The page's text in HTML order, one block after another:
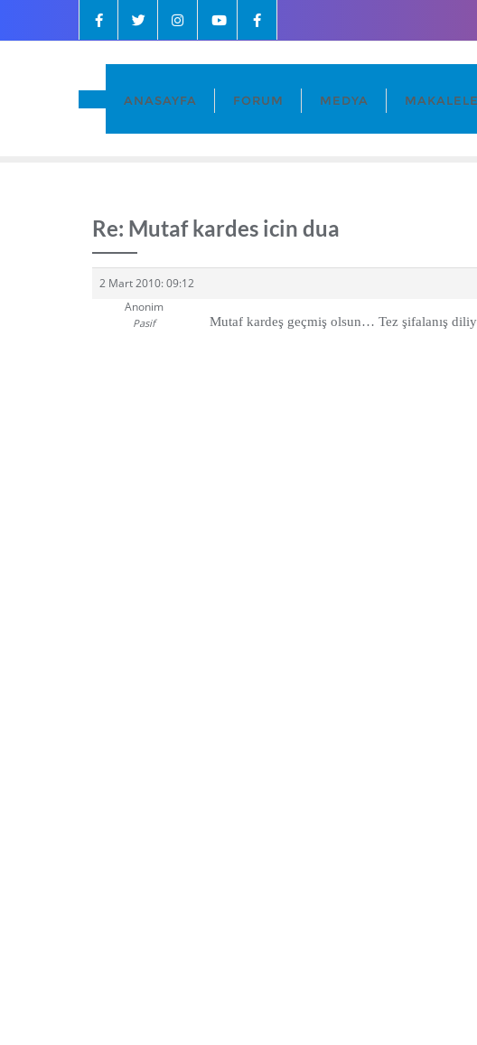
ANASAYFA FORUM MEDYA
Re: Mutaf kardes icin dua
2 Mart 2010: 09:12
Anonim
Pasif Mutaf kardeş geçmiş olsun… Tez şifalanış